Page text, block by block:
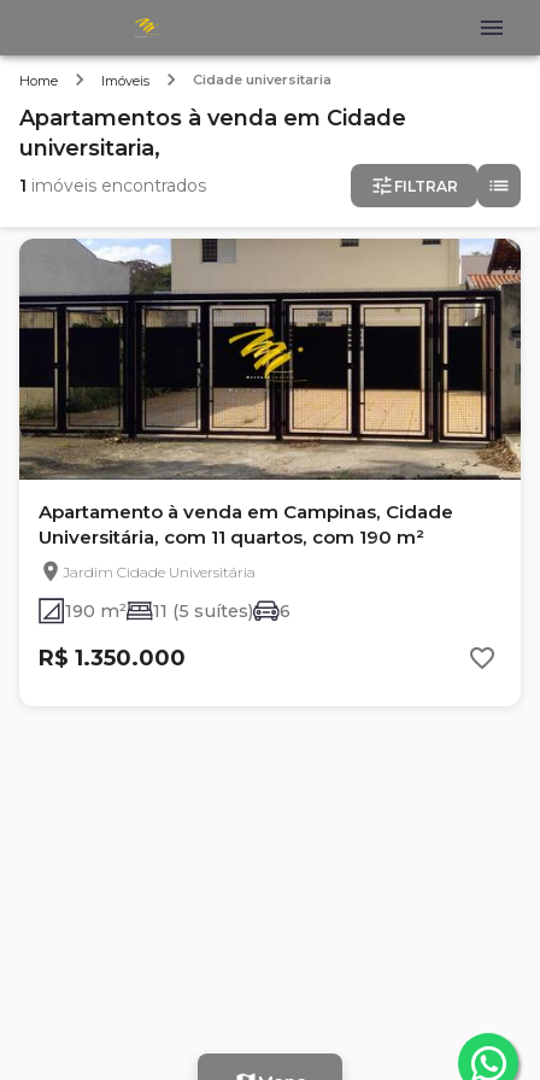
Home Imóveis Cidade universitaria
Apartamentos à venda em Cidade
universitaria,
1 imóveis encontrados FILTRAR
Apartamento à venda em Campinas, Cidade
Universitária, com 11 quartos, com 190 m²
Jardim Cidade Universitária
190 m² 11 (5 suítes) 6
R$ 1.350.000